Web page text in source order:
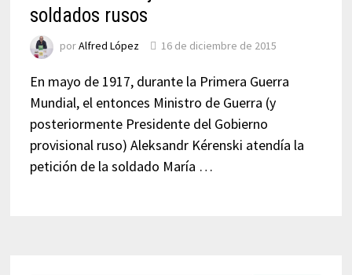
soldados rusos
porAlfred López 16 de diciembre de 2015
En mayo de 1917, durante la Primera Guerra
Mundial, el entonces Ministro de Guerra (y
posteriormente Presidente del Gobierno
provisional ruso) Aleksandr Kérenski atendía la
petición de la soldado María …